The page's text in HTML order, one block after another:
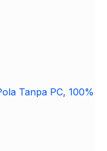
Tanpa PC, 100%